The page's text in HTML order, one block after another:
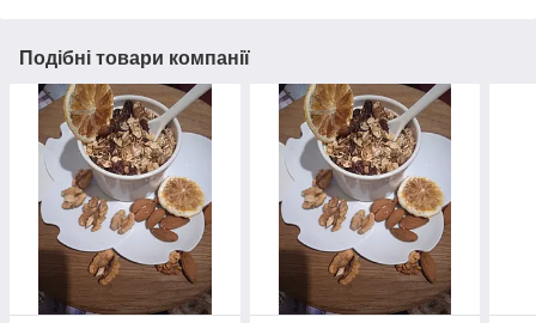
Подібні товари компанії